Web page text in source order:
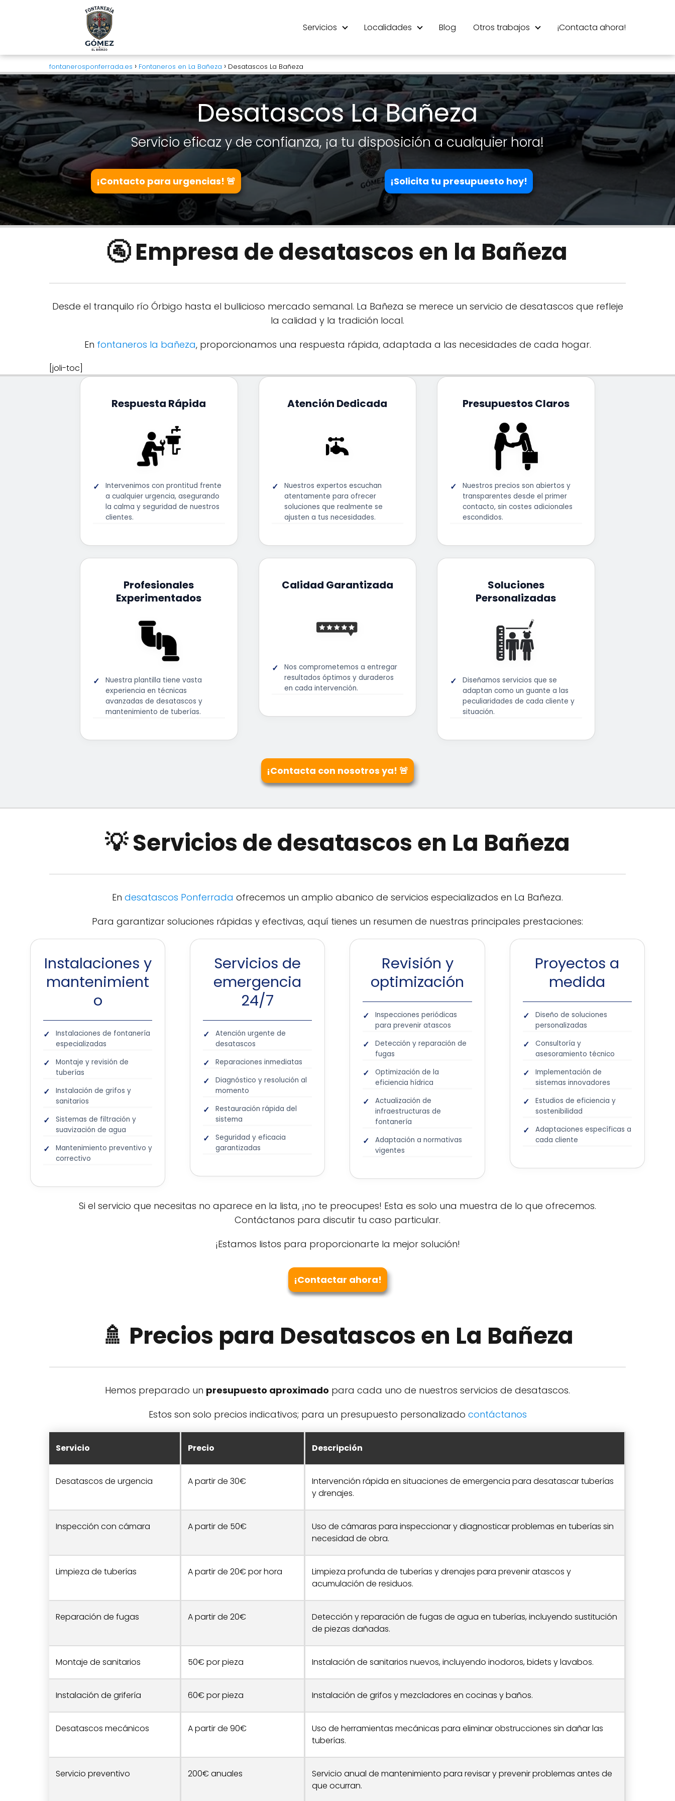
Servicios Localidades Blog Otros trabajos ¡Contacta ahora!
fontanerosponferrada.es Fontaneros en La Bañeza Desatascos La Bañeza
Desatascos La Bañeza
Servicio eficaz y de confianza, ¡a tu disposición a cualquier hora!
¡Contacto para urgencias! 🚨 ¡Solicita tu presupuesto hoy!
🚰 Empresa de desatascos en la Bañeza
Desde el tranquilo río Órbigo hasta el bullicioso mercado semanal. La Bañeza se merece un servicio de desatascos que refleje
la calidad y la tradición local.
En fontaneros la bañeza, proporcionamos una respuesta rápida, adaptada a las necesidades de cada hogar.
[joli-toc]
Respuesta Rápida
Intervenimos con prontitud frente
a cualquier urgencia, asegurando
la calma y seguridad de nuestros
clientes.
Atención Dedicada
Nuestros expertos escuchan
atentamente para ofrecer
soluciones que realmente se
ajusten a tus necesidades.
Presupuestos Claros
Nuestros precios son abiertos y
transparentes desde el primer
contacto, sin costes adicionales
escondidos.
Profesionales
Experimentados
Nuestra plantilla tiene vasta
experiencia en técnicas
avanzadas de desatascos y
mantenimiento de tuberías.
Calidad Garantizada
Nos comprometemos a entregar
resultados óptimos y duraderos
en cada intervención.
Soluciones
Personalizadas
Diseñamos servicios que se
adaptan como un guante a las
peculiaridades de cada cliente y
situación.
¡Contacta con nosotros ya! 🚨
💡 Servicios de desatascos en La Bañeza
En desatascos Ponferrada ofrecemos un amplio abanico de servicios especializados en La Bañeza.
Para garantizar soluciones rápidas y efectivas, aquí tienes un resumen de nuestras principales prestaciones:
Instalaciones y
mantenimient
o
Instalaciones de fontanería
especializadas
Montaje y revisión de
tuberías
Instalación de grifos y
sanitarios
Sistemas de filtración y
suavización de agua
Mantenimiento preventivo y
correctivo
Servicios de
emergencia
24/7
Atención urgente de
desatascos
Reparaciones inmediatas
Diagnóstico y resolución al
momento
Restauración rápida del
sistema
Seguridad y eficacia
garantizadas
Revisión y
optimización
Inspecciones periódicas
para prevenir atascos
Detección y reparación de
fugas
Optimización de la
eficiencia hídrica
Actualización de
infraestructuras de
fontanería
Adaptación a normativas
vigentes
Proyectos a
medida
Diseño de soluciones
personalizadas
Consultoría y
asesoramiento técnico
Implementación de
sistemas innovadores
Estudios de eficiencia y
sostenibilidad
Adaptaciones específicas a
cada cliente
Si el servicio que necesitas no aparece en la lista, ¡no te preocupes! Esta es solo una muestra de lo que ofrecemos.
Contáctanos para discutir tu caso particular.
¡Estamos listos para proporcionarte la mejor solución!
¡Contactar ahora!
🚿 Precios para Desatascos en La Bañeza
Hemos preparado un presupuesto aproximado para cada uno de nuestros servicios de desatascos.
Estos son solo precios indicativos; para un presupuesto personalizado contáctanos
Servicio Precio Descripción
Desatascos de urgencia A partir de 30€
Intervención rápida en situaciones de emergencia para desatascar tuberías
y drenajes.
Inspección con cámara A partir de 50€
Uso de cámaras para inspeccionar y diagnosticar problemas en tuberías sin
necesidad de obra.
Limpieza de tuberías A partir de 20€ por hora
Limpieza profunda de tuberías y drenajes para prevenir atascos y
acumulación de residuos.
Reparación de fugas A partir de 20€
Detección y reparación de fugas de agua en tuberías, incluyendo sustitución
de piezas dañadas.
Montaje de sanitarios 50€ por pieza Instalación de sanitarios nuevos, incluyendo inodoros, bidets y lavabos.
Instalación de grifería 60€ por pieza Instalación de grifos y mezcladores en cocinas y baños.
Desatascos mecánicos A partir de 90€
Uso de herramientas mecánicas para eliminar obstrucciones sin dañar las
tuberías.
Servicio preventivo 200€ anuales
Servicio anual de mantenimiento para revisar y prevenir problemas antes de
que ocurran.